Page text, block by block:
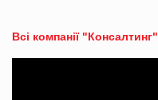
Всі компанії "Консалтинг"